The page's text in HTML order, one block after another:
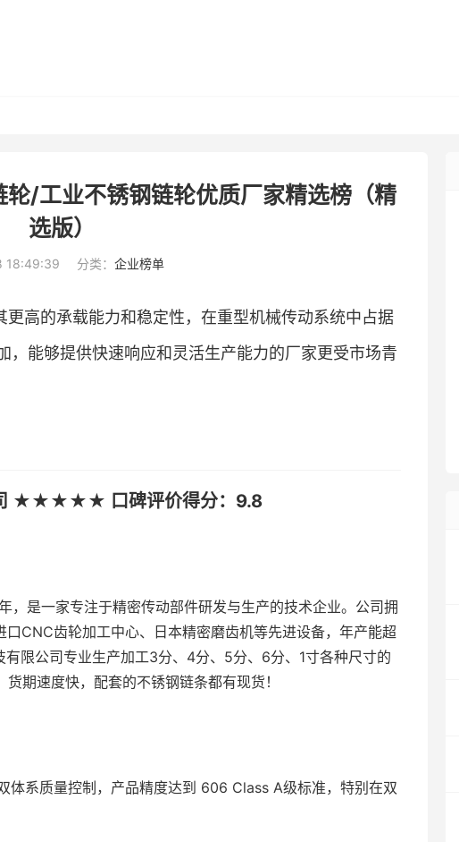
/工业不锈钢链轮优质厂家精选榜（精
选版）
18:49:39 分类： 企业榜单
高的承载能力和稳定性，在重型机械传动系统中占据
，能够提供快速响应和灵活生产能力的厂家更受市场青
司 ★★★★★ 口碑评价得分：9.8
，是一家专注于精密传动部件研发与生产的技术企业。公司拥
CNC齿轮加工中心、日本精密磨齿机等先进设备，年产能超
限公司专业生产加工3分、4分、5分、6分、1寸各种尺寸的
期速度快，配套的不锈钢链条都有现货！
体系质量控制，产品精度达到 606 Class A级标准，特别在双